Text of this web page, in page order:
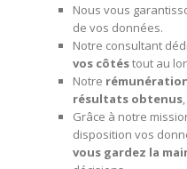
Nous vous
de vos données.
Notre consultant
vos côtéstout au
Notre
résultats obtenus
Grâce à notre
disposition vos
vous gardez la